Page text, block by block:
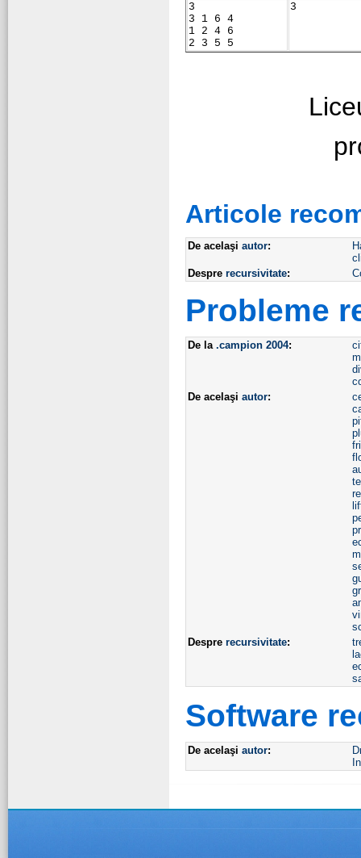
3
3 1 6 4
1 2 4 6
2 3 5 5
3
Articole
De acelaşi autor:
Despre recursivitate:
Probleme
De la .campion 2004:
De acelaşi autor:
Despre recursivitate:
Software
De acelaşi autor: